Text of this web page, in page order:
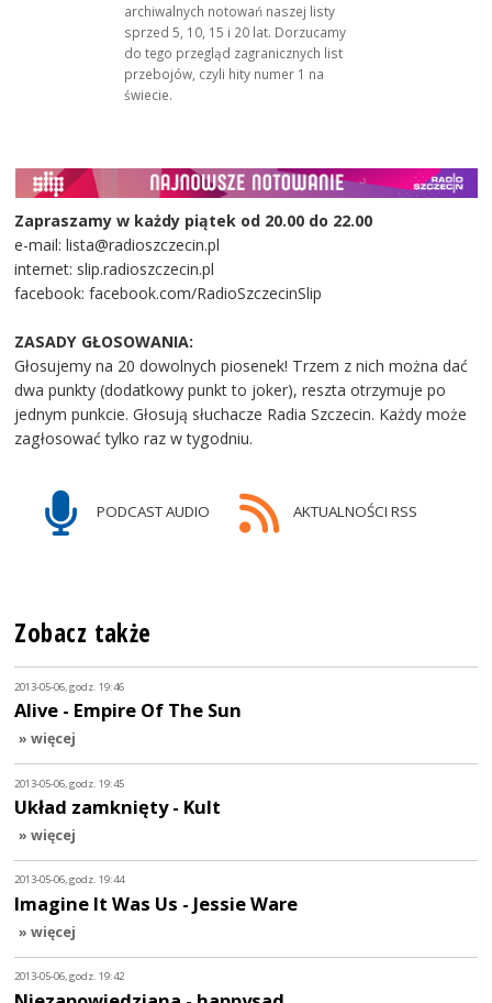
archiwalnych notowań naszej listy
sprzed 5, 10, 15 i 20 lat. Dorzucamy
do tego przegląd zagranicznych list
przebojów, czyli hity numer 1 na
świecie.
Zapraszamy w każdy piątek od 20.00 do 22.00
e-mail: lista@radioszczecin.pl
internet: slip.radioszczecin.pl
facebook: facebook.com/RadioSzczecinSlip
ZASADY GŁOSOWANIA:
Głosujemy na 20 dowolnych piosenek! Trzem z nich można dać
dwa punkty (dodatkowy punkt to joker), reszta otrzymuje po
jednym punkcie. Głosują słuchacze Radia Szczecin. Każdy może
zagłosować tylko raz w tygodniu.
PODCAST AUDIO AKTUALNOŚCI RSS
Zobacz także
2013-05-06, godz. 19:46
Alive - Empire Of The Sun
» więcej
2013-05-06, godz. 19:45
Układ zamknięty - Kult
» więcej
2013-05-06, godz. 19:44
Imagine It Was Us - Jessie Ware
» więcej
2013-05-06, godz. 19:42